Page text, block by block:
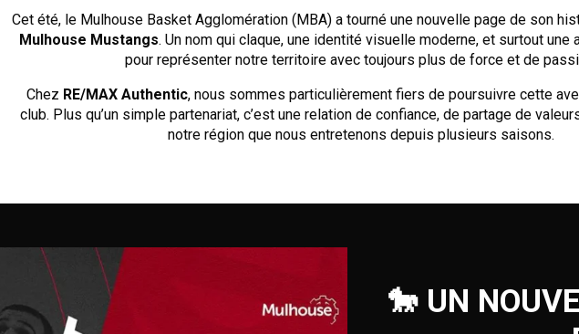
Cet été, le Mulhouse Basket Agglomération (MBA) a tourné une nouvelle page de son
Mulhouse Mustangs. Un nom qui claque, une identité visuelle moderne, et surtout une
pour représenter notre territoire avec toujours plus de force et de
Chez RE/MAX Authentic, nous sommes particulièrement fiers de poursuivre cette
club. Plus qu’un simple partenariat, c’est une relation de confiance, de partage de
notre région que nous entretenons depuis plusieurs saisons.
🐎 UN